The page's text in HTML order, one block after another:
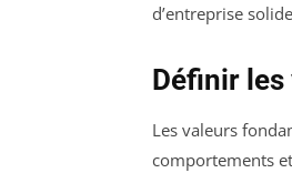
d’entreprise
Définir
Les valeurs
comportements